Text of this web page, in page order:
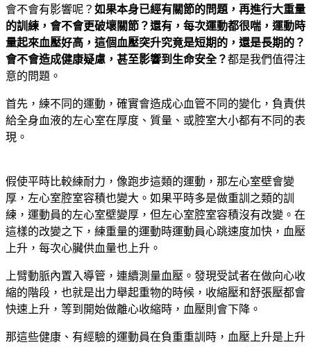
會不會有影響呢？ 如果本身已經有關節的問題，再進行大重量
的訓練，會不會更破壞關節？還有，每次運動都很喘，運動時
量起來血壓好高，這個血壓突升究竟是短期的，還是長期的？
會不會造成健康疑慮，甚至影響到生命安全？都是我們值得注
意的問題。
首先，練不同的運動，確實會造成心血管不同的變化，負責供
給全身血液的左心室在厚度、質量、或腔室大小都有不同的表
現。
假使平時比較練耐力，像跑步這類的運動，那左心室壁會變
厚，左心室腔室容積也變大。如果平時多是做重訓之類的訓
練，運動員的左心室壁變厚，但左心室腔室容積沒有改變。在
這樣的改變之下，練重量的運動時運動員心跳速度加快，血壓
上升，每次心臟供血量也上升。
上臂動脈內置入導管，連續測量血壓。發現受試者在做向心收
縮的階段，也就是出力舉起重物的時候，收縮壓和舒張壓都會
快速上升，等到開始做離心收縮時，血壓則會下降。
那這些健康、有經驗的運動員在負重重訓時，血壓上升是上升